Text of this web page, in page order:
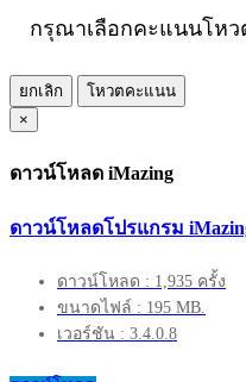
กรุณาเลือกคะแนนโหว
ยกเลิก
โหวตคะแนน
×
ดาวน์โหลด iMazing
ดาวน์โหลดโปรแกรม
ดาวน์โหลด : 1,935 ครั้ง
ขนาดไฟล์ : 195 MB.
เวอร์ชัน : 3.4.0.8